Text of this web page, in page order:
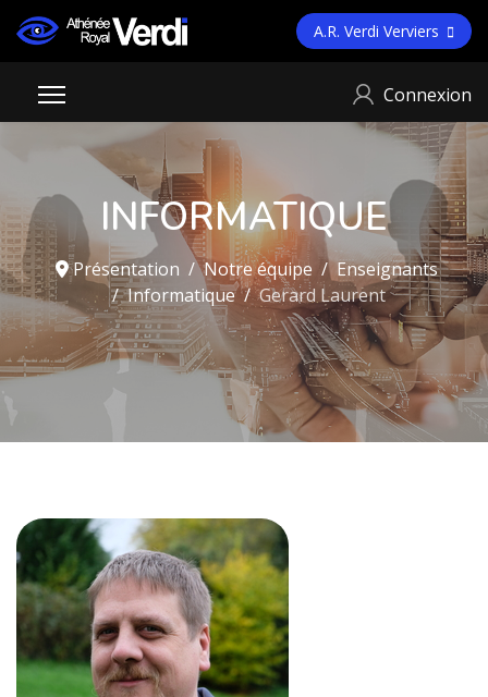
A.R. Verdi Verviers
Connexion
INFORMATIQUE
Présentation Notre équipe
Enseignants
Informatique
Gerard Laurent